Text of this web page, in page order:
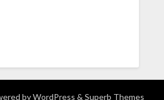
byWordPress & Superb Themes